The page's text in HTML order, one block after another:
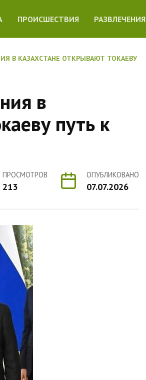
ПРОИСШЕСТВИЯ РАЗВЛЕЧЕНИЯ
В КАЗАХСТАНЕ ОТКРЫВАЮТ ТОКАЕВУ
в
путь к
ПРОСМОТРОВ
213
ОПУБЛИКОВАНО
07.07.2026